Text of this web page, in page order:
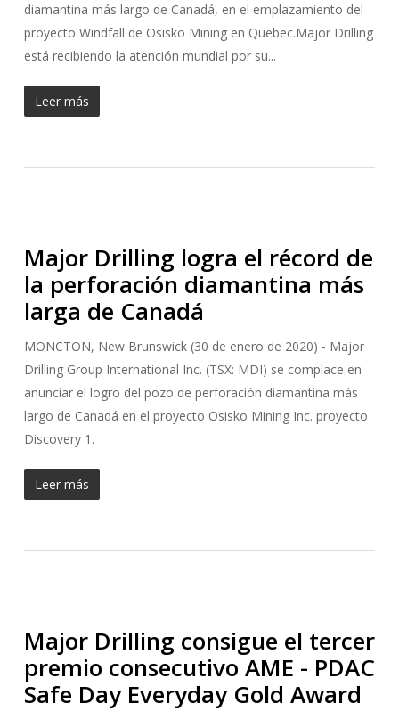
diamantina más largo de Canadá, en el emplazamiento del
proyecto Windfall de Osisko Mining en Quebec.Major Drilling
está recibiendo la atención mundial por su...
Leer más
Major Drilling logra el récord de
la perforación diamantina más
larga de Canadá
MONCTON, New Brunswick (30 de enero de 2020) - Major
Drilling Group International Inc. (TSX: MDI) se complace en
anunciar el logro del pozo de perforación diamantina más
largo de Canadá en el proyecto Osisko Mining Inc. proyecto
Discovery 1.
Leer más
Major Drilling consigue el tercer
premio consecutivo AME - PDAC
Safe Day Everyday Gold Award